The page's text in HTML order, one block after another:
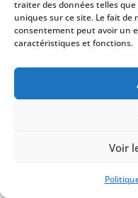
traiter des données telles
uniques sur ce site. Le fait
consentement peut avoir un
caractéristiques et fonctions.
Voir